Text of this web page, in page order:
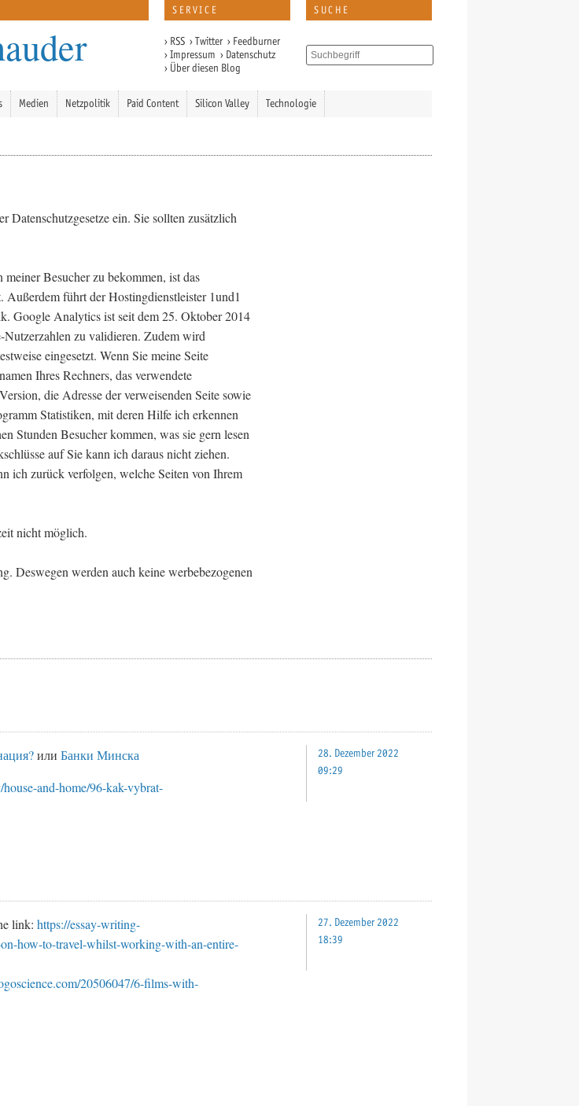
SERVICE
› RSS ›Twitter › Feedburner
›Impressum › Datenschutz
› Über diesen Blog
SUCHE
Medien Netzpolitik Paid Content Silicon Valley Technologie
Datenschutzgesetze ein. Sie sollten zusätzlich
Besucher zu bekommen, ist das
führt der Hostingdienstleister 1und1
Google Analytics ist seit dem 25. Oktober 2014
zu validieren. Zudem wird
eingesetzt. Wenn Sie meine Seite
Ihres Rechners, das verwendete
die Adresse der verweisenden Seite sowie
Statistiken, mit deren Hilfe ich erkennen
Stunden Besucher kommen, was sie gern lesen
auf Sie kann ich daraus nicht ziehen.
ich zurück verfolgen, welche Seiten von Ihrem
nicht möglich.
Deswegen werden auch keine werbebezogenen
или Банки Минска
and-home/96-kak-vybrat-
28. Dezember 2022
09:29
link: https://essay-writing-
how-to-travel-whilst-working-with-an-entire-
20506047/6-films-with-
27. Dezember 2022
18:39